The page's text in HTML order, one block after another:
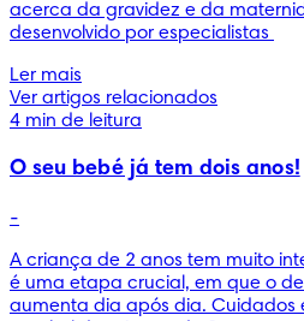
acerca da gravidez e da
desenvolvido por especialistas
Ler mais
Ver artigos relacionados
4 min de leitura
O seu bebé já tem dois anos!
-
A criança de 2 anos tem muito
é uma etapa crucial, em que o
aumenta dia após dia. Cuidados